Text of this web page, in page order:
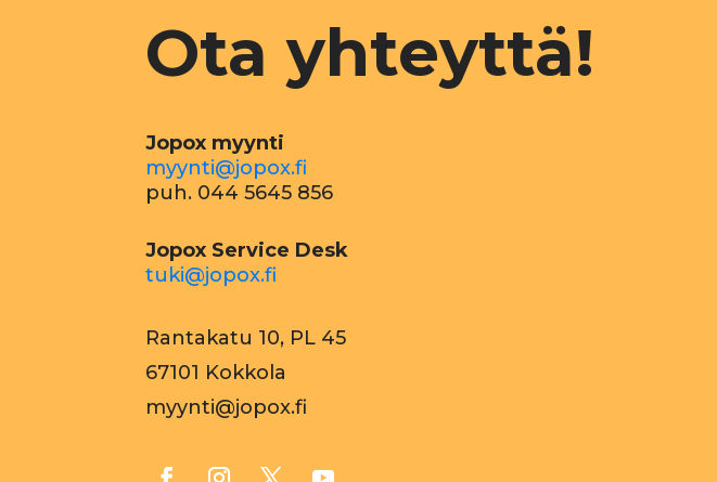
Ota yhteyttä!
Jopox myynti
myynti@jopox.fi
puh. 044 5645 856
Jopox Service Desk
tuki@jopox.fi
Rantakatu 10, PL 45
67101 Kokkola
myynti@jopox.fi